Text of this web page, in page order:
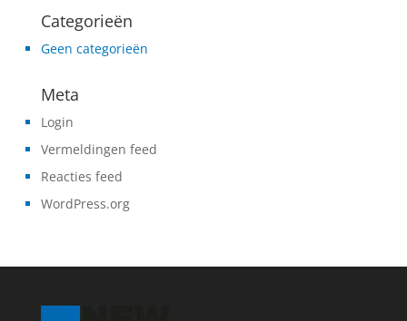
Categorieën
Geen categorieën
Meta
Login
Vermeldingen feed
Reacties feed
WordPress.org